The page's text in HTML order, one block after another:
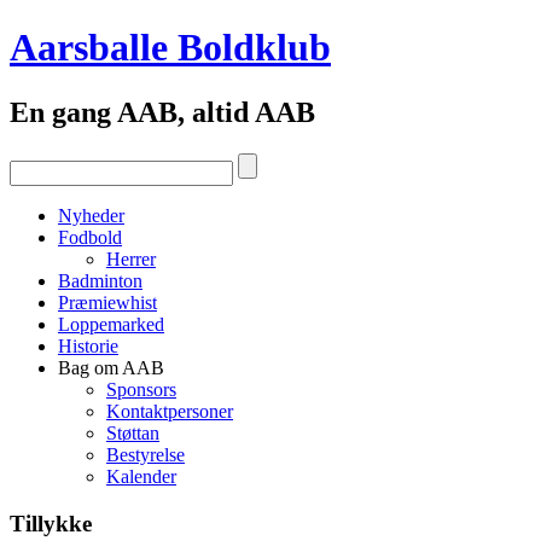
Aarsballe Boldklub
En gang AAB, altid AAB
Nyheder
Fodbold
Herrer
Badminton
Præmiewhist
Loppemarked
Historie
Bag om AAB
Sponsors
Kontaktpersoner
Støttan
Bestyrelse
Kalender
Tillykke